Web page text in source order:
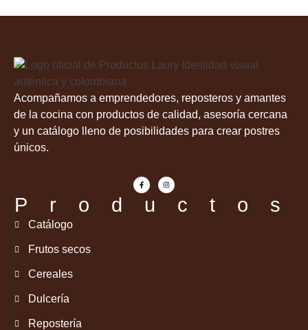
Acompañamos a emprendedores, reposteros y amantes
de la cocina con productos de calidad, asesoría cercana
y un catálogo lleno de posibilidades para crear postres
únicos.
Productos
Catálogo
Frutos secos
Cereales
Dulcería
Repostería